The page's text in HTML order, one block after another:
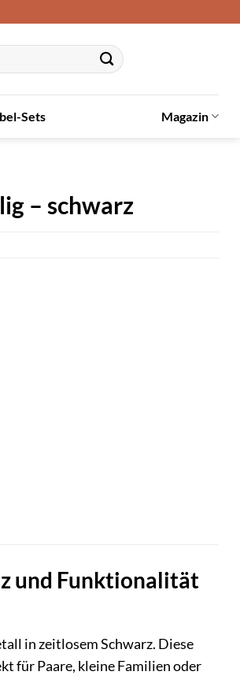
Sets Magazin
– schwarz
und Funktionalität
in zeitlosem Schwarz. Diese
für Paare, kleine Familien oder